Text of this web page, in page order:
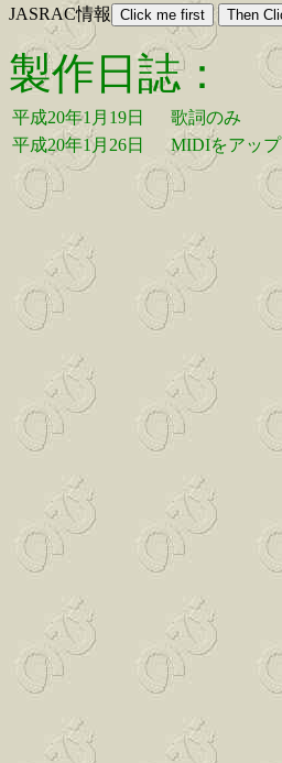
JASRAC情報
製作日誌：
平成20年1月19日
歌詞のみ
平成20年1月26日
MIDIをアップ